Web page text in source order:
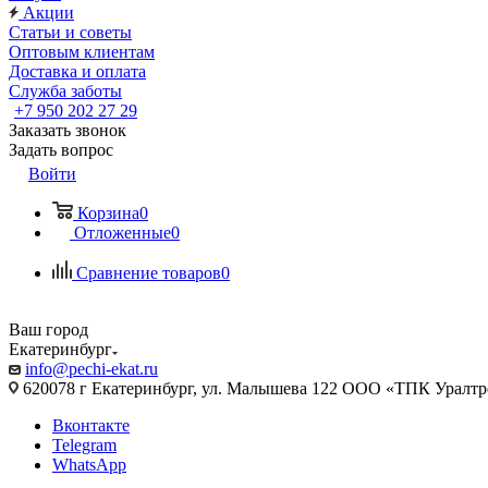
Акции
Статьи и советы
Оптовым клиентам
Доставка и оплата
Служба заботы
+7 950 202 27 29
Заказать звонок
Задать вопрос
Войти
Корзина0
Отложенные0
Сравнение товаров0
Ваш город
Екатеринбург
info@pechi-ekat.ru
620078 г Екатеринбург, ул. Малышева 122 ООО «ТПК
Вконтакте
Telegram
WhatsApp